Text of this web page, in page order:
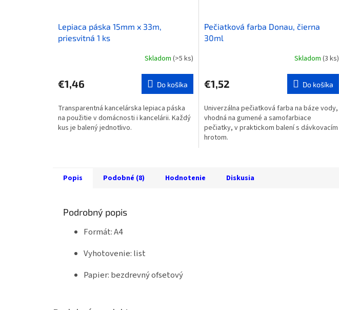
Lepiaca páska 15mm x 33m,
priesvitná 1 ks
Skladom (>5 ks)
€1,46 Do košíka
Transparentná kancelárska lepiaca páska
na použitie v domácnosti i kancelárii. Každý
kus je balený jednotlivo.
Pečiatková farba Donau, čierna
30ml
Skladom (3 ks)
€1,52 Do košíka
Univerzálna pečiatková farba na báze vody,
vhodná na gumené a samofarbiace
pečiatky, v praktickom balení s dávkovacím
hrotom.
Popis Podobné (8) Hodnotenie Diskusia
Podrobný popis
Formát: A4
Vyhotovenie: list
Papier: bezdrevný ofsetový